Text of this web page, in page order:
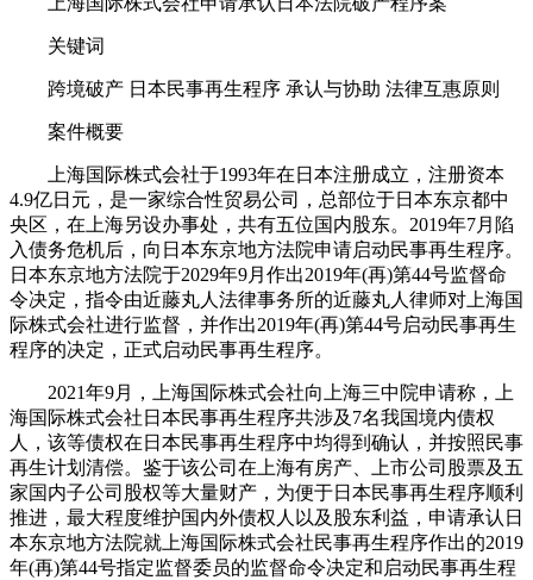
关键词
跨境破产 日本民事再生程序 承认与协助 法律互惠原则
案件概要
上海国际株式会社于1993年在日本注册成立，注册资本
4.9亿日元，是一家综合性贸易公司，总部位于日本东京都中
央区，在上海另设办事处，共有五位国内股东。2019年7月陷
入债务危机后，向日本东京地方法院申请启动民事再生程序。
日本东京地方法院于2029年9月作出2019年(再)第44号监督命
令决定，指令由近藤丸人法律事务所的近藤丸人律师对上海国
际株式会社进行监督，并作出2019年(再)第44号启动民事再生
程序的决定，正式启动民事再生程序。
2021年9月，上海国际株式会社向上海三中院申请称，上
海国际株式会社日本民事再生程序共涉及7名我国境内债权
人，该等债权在日本民事再生程序中均得到确认，并按照民事
再生计划清偿。鉴于该公司在上海有房产、上市公司股票及五
家国内子公司股权等大量财产，为便于日本民事再生程序顺利
推进，最大程度维护国内外债权人以及股东利益，申请承认日
本东京地方法院就上海国际株式会社民事再生程序作出的2019
年(再)第44号指定监督委员的监督命令决定和启动民事再生程